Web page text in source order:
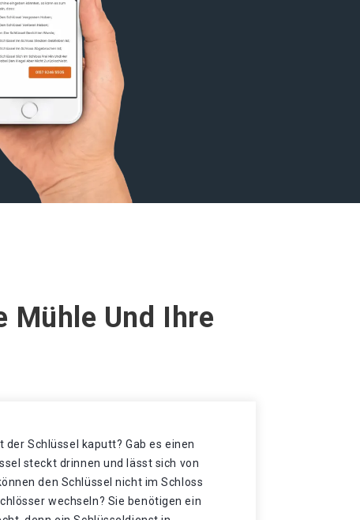
Mühle Und Ihre
Schlüssel kaputt? Gab es einen
steckt drinnen und lässt sich von
den Schlüssel nicht im Schloss
wechseln? Sie benötigen ein